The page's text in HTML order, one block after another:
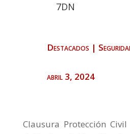
7DN
Destacados |
abril 3, 2024
Clausura Protección